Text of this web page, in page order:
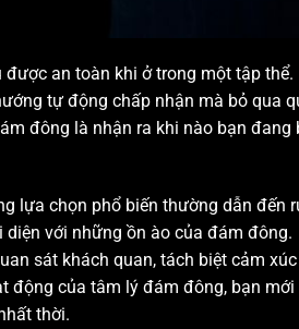
an toàn khi ở trong một tập thể.
tự động chấp nhận mà bỏ qua
đông là nhận ra khi nào bạn đang
lựa chọn phổ biến thường dẫn đến
với những ồn ào của đám đông.
sát khách quan, tách biệt cảm xúc
động của tâm lý đám đông, bạn mới
thời.